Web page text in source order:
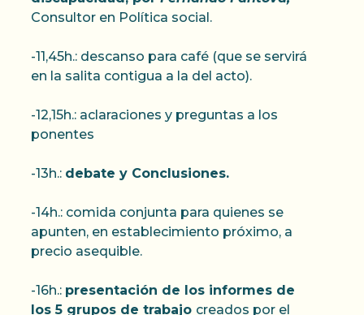
Consultor en Política social.
-11,45h.: descanso para café (que se servirá
en la salita contigua a la del acto).
-12,15h.: aclaraciones y preguntas a los
ponentes
-13h.: debate y Conclusiones.
-14h.: comida conjunta para quienes se
apunten, en establecimiento próximo, a
precio asequible.
-16h.: presentación de los informes de
los 5 grupos de trabajo creados por el